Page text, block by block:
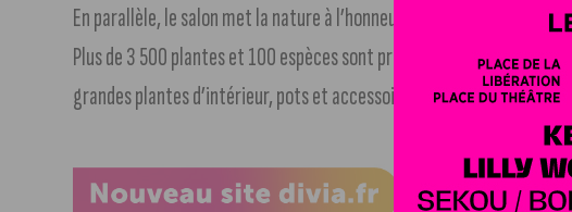
En parallèle, le salon met la nature à l’honneur grâce à Ma Plante,
Plus de 3 500 plantes et 100 espèces sont proposées à partir de 1
grandes plantes d’intérieur, pots et accessoires : tout est réuni